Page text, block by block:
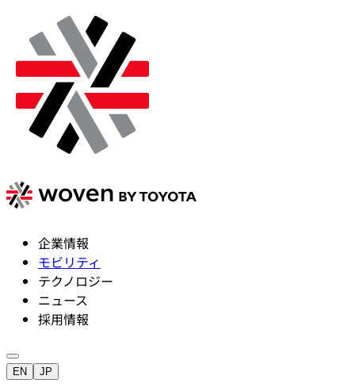
企業情報
モビリティ
テクノロジー
ニュース
採用情報
EN JP